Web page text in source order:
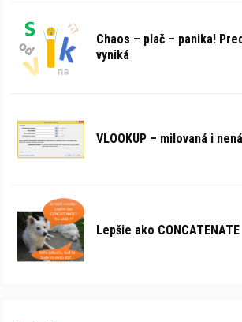
Chaos – plač – panika!
vyniká
VLOOKUP – milovaná i
Lepšie ako CONCATENATE